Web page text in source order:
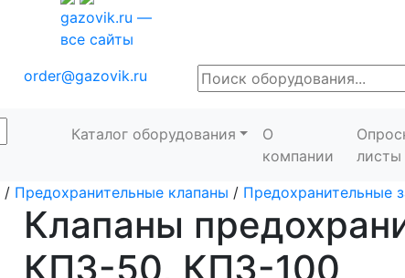
gazovik.ru —
все сайты
order@gazovik.ru
Каталог оборудования
О
компании
листы
/ Предохранительные клапаны / Предохранительные
Клапаны
КПЗ-50, КПЗ-100